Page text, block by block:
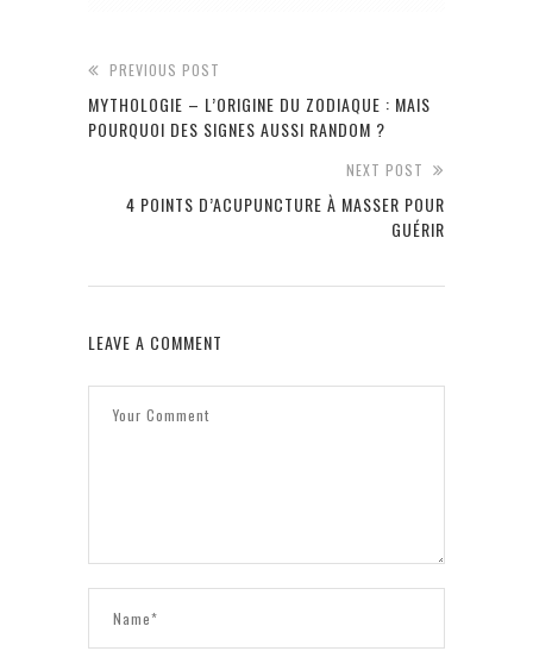
PREVIOUS POST
MYTHOLOGIE – L’ORIGINE DU ZODIAQUE : MAIS
POURQUOI DES SIGNES AUSSI RANDOM ?
NEXT POST
4 POINTS D’ACUPUNCTURE À MASSER POUR
GUÉRIR
LEAVE A COMMENT